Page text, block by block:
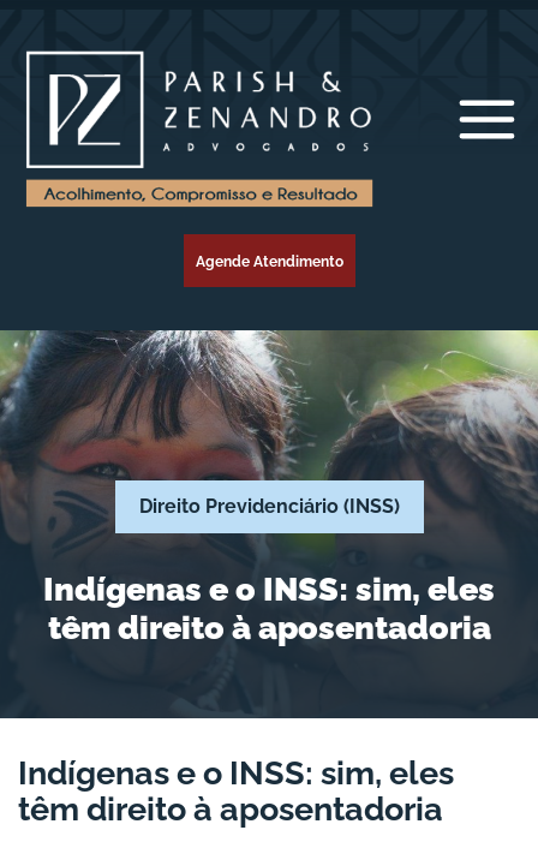
Agende Atendimento
Direito Previdenciário (INSS)
Indígenas e o INSS: sim, eles
têm direito à aposentadoria
Indígenas e o INSS: sim, eles
têm direito à aposentadoria